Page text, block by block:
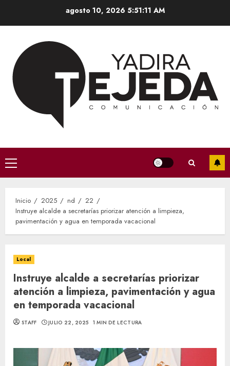
agosto 10, 2026 5:51:12 AM
Menú
principal
Inicio 2025 nd
22
Instruye alcalde a secretarías priorizar atención a limpieza,
pavimentación y agua en temporada vacacional
Local
Instruye alcalde a secretarías priorizar
atención a limpieza, pavimentación y agua
en temporada vacacional
STAFF JULIO 22, 2025 1 MIN DE LECTURA